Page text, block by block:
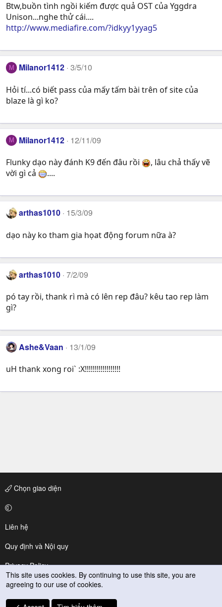
Btw,buồn tình ngồi kiếm được quả OST của Yggdra
Unison...nghe thử cái....
http://www.mediafire.com/?idkyy1yyag5
M Milanor1412 3/5/10
Hỏi tí...có biết pass của mấy tấm bài trên of site của
blaze là gì ko?
M Milanor1412 12/11/09
Flunky dạo này đánh K9 đến đâu rồi
, lâu chả thấy vẽ
vời gì cả
....
arthas1010 15/3/09
dạo này ko tham gia họat động forum nữa à?
arthas1010 7/2/09
pó tay rồi, thank rì mà có lên rep đâu? kêu tao rep làm
gì?
Ashe&Vaan 13/1/09
uH thank xong roi` :X!!!!!!!!!!!!!!!!!!
Chọn giao diện
Liên hệ
Quy định và Nội quy
Privacy Policy
Trợ giúp
R
This site uses cookies. By continuing to use this site, you are
agreeing to our use of cookies.